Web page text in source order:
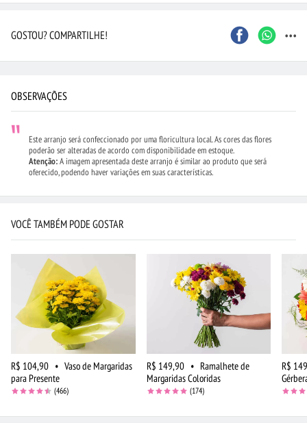
GOSTOU? COMPARTILHE! ...
OBSERVAÇÕES
Este arranjo será confeccionado por uma floricultura local. As cores das flores
poderão ser alteradas de acordo com disponibilidade em estoque.
Atenção:A imagem apresentada deste arranjo é similar ao produto que será
oferecido, podendo haver variações em suas características.
VOCÊ TAMBÉM PODE GOSTAR
R$ 104,90 • Vaso de Margaridas
para Presente
(466)
R$ 149,90 • Ramalhete de
Margaridas Coloridas
(174)
R$